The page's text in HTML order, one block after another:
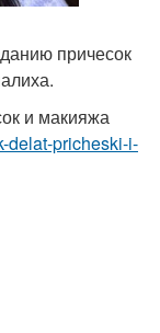
причесок
и макияжа
delat-pricheski-i-